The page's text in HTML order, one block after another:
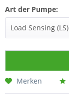
Art der Pumpe:
Merken